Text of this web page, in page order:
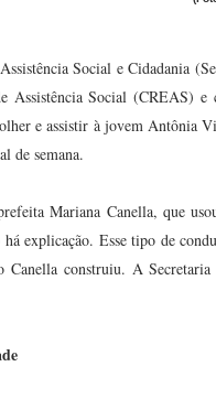
Social e Cidadania
Assistência Social (CREAS)
e assistir à jovem Antônia
de semana.
Mariana Canella, que
explicação. Esse tipo de
construiu. A Secretaria